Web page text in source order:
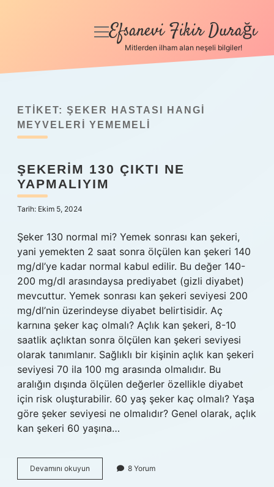
Anasayfa
Yasal Uyarı
menüyü
Efsanevi Fikir Durağı
Mitlerden ilham alan neşeli bilgiler!
ETIKET: ŞEKER HASTASI HANGI
MEYVELERI YEMEMELI
ŞEKERIM 130 ÇIKTI NE
YAPMALIYIM
Tarih: Ekim 5, 2024
Şeker 130 normal mi? Yemek sonrası kan şekeri,
yani yemekten 2 saat sonra ölçülen kan şekeri 140
mg/dl’ye kadar normal kabul edilir. Bu değer 140-
200 mg/dl arasındaysa prediyabet (gizli diyabet)
mevcuttur. Yemek sonrası kan şekeri seviyesi 200
mg/dl’nin üzerindeyse diyabet belirtisidir. Aç
karnına şeker kaç olmalı? Açlık kan şekeri, 8-10
saatlik açlıktan sonra ölçülen kan şekeri seviyesi
olarak tanımlanır. Sağlıklı bir kişinin açlık kan şekeri
seviyesi 70 ila 100 mg arasında olmalıdır. Bu
aralığın dışında ölçülen değerler özellikle diyabet
için risk oluşturabilir. 60 yaş şeker kaç olmalı? Yaşa
göre şeker seviyesi ne olmalıdır? Genel olarak, açlık
kan şekeri 60 yaşına…
Devamını okuyun Şekerim
130
8 Yorum